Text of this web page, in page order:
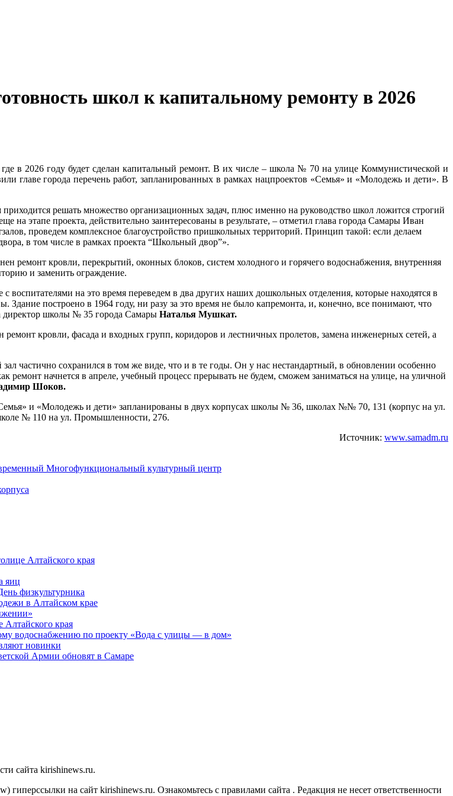
школ к капитальному ремонту в 2026
где в 2026 году будет сделан капитальный ремонт. В их числе – школа № 70 на улице Коммунистической и
главе города перечень работ, запланированных в рамках нацпроектов «Семья» и «Молодежь и дети». В
решать множество организационных задач, плюс именно на руководство школ ложится строгий
этапе проекта, действительно заинтересованы в результате, – отметил глава города Самары Иван
проведем комплексное благоустройство пришкольных территорий. Принцип такой: если делаем
в том числе в рамках проекта “Школьный двор”».
ремонт кровли, перекрытий, оконных блоков, систем холодного и горячего водоснабжения, внутренняя
и заменить ограждение.
воспитателями на это время переведем в два других наших дошкольных отделения, которые находятся в
построено в 1964 году, ни разу за это время не было капремонта, и, конечно, все понимают, что
директор школы № 35 города Самары Наталья Мушкат.
кровли, фасада и входных групп, коридоров и лестничных пролетов, замена инженерных сетей, а
частично сохранился в том же виде, что и в те годы. Он у нас нестандартный, в обновлении особенно
ремонт начнется в апреле, учебный процесс прерывать не будем, сможем заниматься на улице, на уличной
Шоков.
и «Молодежь и дети» запланированы в двух корпусах школы № 36, школах №№ 70, 131 (корпус на ул.
№ 110 на ул. Промышленности, 276.
Источник: www.samadm.ru
Многофункциональный культурный центр
Алтайского края
яиц
физкультурника
в Алтайском крае
края
водоснабжению по проекту «Вода с улицы — в дом»
новинки
Армии обновят в Самаре
сайта kirishinews.ru.
на сайт kirishinews.ru. Ознакомьтесь с правилами сайта . Редакция не несет ответственности